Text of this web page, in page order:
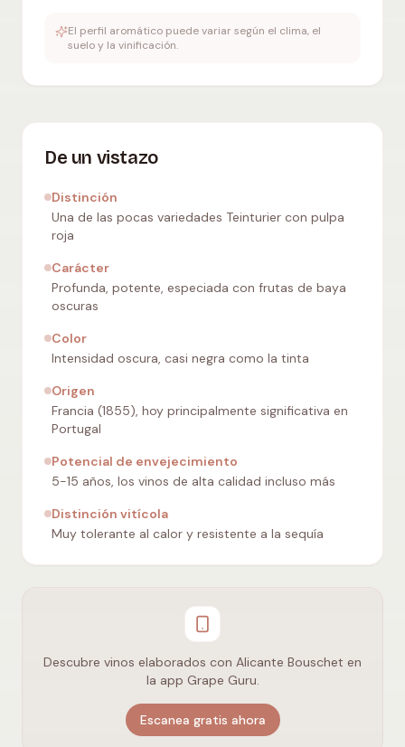
El perfil aromático puede variar según el clima, el
suelo y la vinificación.
De un vistazo
Distinción
Una de las pocas variedades Teinturier con pulpa
roja
Carácter
Profunda, potente, especiada con frutas de baya
oscuras
Color
Intensidad oscura, casi negra como la tinta
Origen
Francia (1855), hoy principalmente significativa en
Portugal
Potencial de envejecimiento
5-15 años, los vinos de alta calidad incluso más
Distinción vitícola
Muy tolerante al calor y resistente a la sequía
Descubre vinos elaborados con Alicante Bouschet en
la app Grape Guru.
Escanea gratis ahora